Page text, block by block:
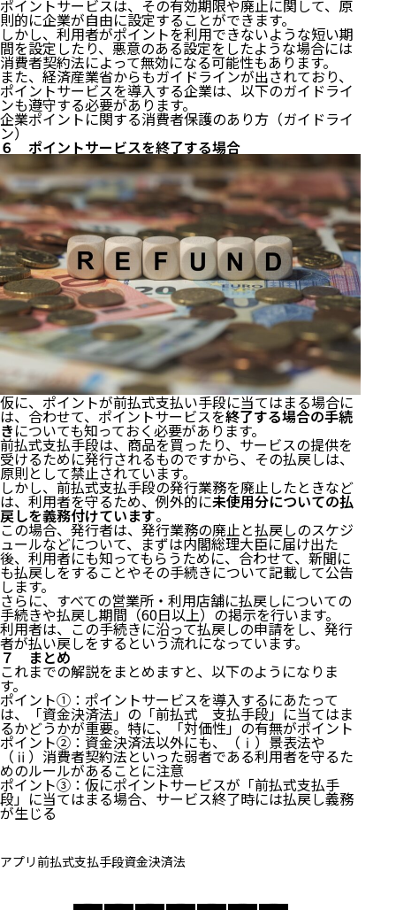
ポイントサービスは、その有効期限や廃止に関して、原
則的に企業が自由に設定することができます。
しかし、利用者がポイントを利用できないような短い期
間を設定したり、悪意のある設定をしたような場合には
消費者契約法によって無効になる可能性もあります。
また、経済産業省からもガイドラインが出されており、
ポイントサービスを導入する企業は、以下のガイドライ
ンも遵守する必要があります。
企業ポイントに関する消費者保護のあり方（ガイドライ
ン）
６ ポイントサービスを終了する場合
仮に、ポイントが前払式支払い手段に当てはまる場合に
は、合わせて、ポイントサービスを終了する場合の手続
きについても知っておく必要があります。
前払式支払手段は、商品を買ったり、サービスの提供を
受けるために発行されるものですから、その払戻しは、
原則として禁止されています。
しかし、前払式支払手段の発行業務を廃止したときなど
は、利用者を守るため、例外的に未使用分についての払
戻しを義務付けています。
この場合、発行者は、発行業務の廃止と払戻しのスケジ
ュールなどについて、まずは内閣総理大臣に届け出た
後、利用者にも知ってもらうために、合わせて、新聞に
も払戻しをすることやその手続きについて記載して公告
します。
さらに、すべての営業所・利用店舗に払戻しについての
手続きや払戻し期間（60日以上）の掲示を行います。
利用者は、この手続きに沿って払戻しの申請をし、発行
者が払い戻しをするという流れになっています。
７ まとめ
これまでの解説をまとめますと、以下のようになりま
す。
ポイント①：ポイントサービスを導入するにあたって
は、「資金決済法」の「前払式 支払手段」に当てはま
るかどうかが重要。特に、「対価性」の有無がポイント
ポイント②：資金決済法以外にも、（ⅰ）景表法や
（ⅱ）消費者契約法といった弱者である利用者を守るた
めのルールがあることに注意
ポイント③：仮にポイントサービスが「前払式支払手
段」に当てはまる場合、サービス終了時には払戻し義務
が生じる
アプリ 前払式支払手段資金決済法